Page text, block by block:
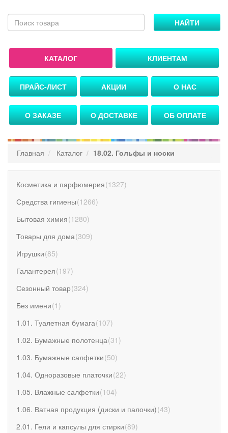
НАЙТИ
КАТАЛОГ КЛИЕНТАМ
ПРАЙС-ЛИСТ АКЦИИ О НАС
О ЗАКАЗЕ О ДОСТАВКЕ ОБ ОПЛАТЕ
Главная Каталог 18.02. Гольфы и носки
Косметика и парфюмерия(1327)
Средства гигиены(1266)
Бытовая химия(1280)
Товары для дома(309)
Игрушки(85)
Галантерея(197)
Сезонный товар(324)
Без имени(1 )
1.01. Туалетная бумага(107)
1.02. Бумажные полотенца(31 )
1.03. Бумажные салфетки(50)
1.04. Одноразовые платочки(22)
1.05. Влажные салфетки(104)
1.06. Ватная продукция (диски и палочки)(43)
2.01. Гели и капсулы для стирки(89)